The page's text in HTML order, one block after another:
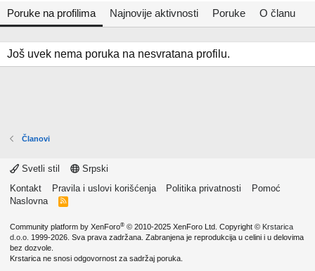
Poruke na profilima Najnovije aktivnosti Poruke O članu
Još uvek nema poruka na nesvratana profilu.
Članovi
Svetli stil
Srpski
Kontakt
Pravila i uslovi korišćenja Politika privatnosti
Pomoć
Naslovna
R
Community platform by XenForo® © 2010-2025 XenForo Ltd. Copyright © Krstarica
d.o.o. 1999-2026. Sva prava zadržana. Zabranjena je reprodukcija u celini i u delovima
bez dozvole.
Krstarica ne snosi odgovornost za sadržaj poruka.